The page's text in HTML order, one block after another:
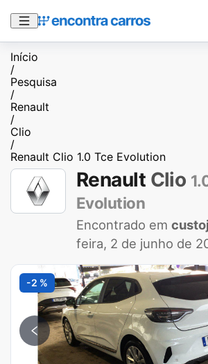
Início
/
Pesquisa
/
Renault
/
Clio
/
Renault Clio 1.0 Tce Evolution
Renault Clio
Evolution
Encontrado em
feira, 2 de junho de
-2 %